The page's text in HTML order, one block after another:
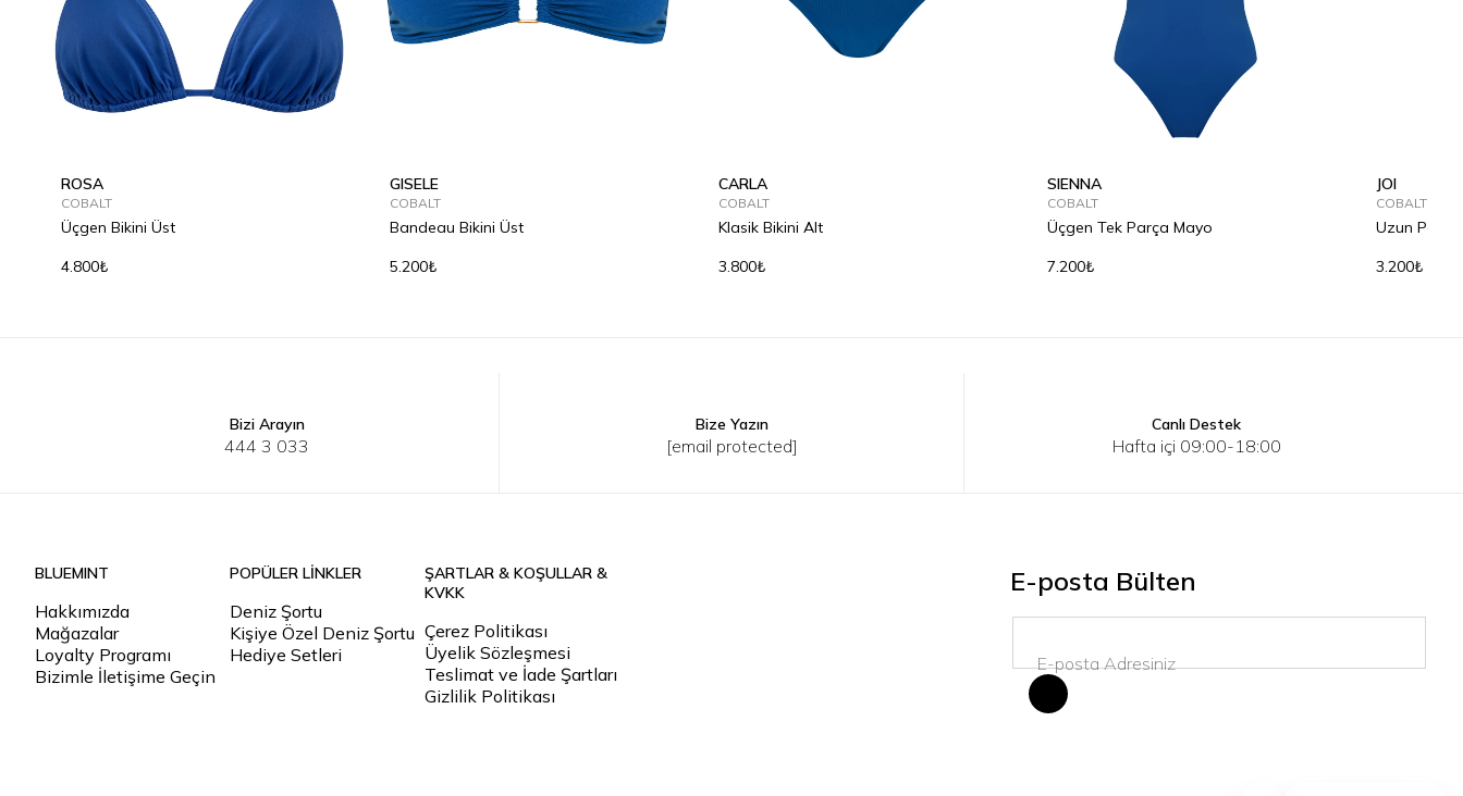
ROSA
COBALT
Üçgen Bikini Üst
4.800₺
GISELE
COBALT
Bandeau Bikini Üst
5.200₺
38
CARLA
COBALT
Klasik Bikini Alt
3.800₺
40 42
SIENNA
COBALT
Üçgen Tek Parça Mayo
7.200₺
JOI
COBALT
Uzun Pareo
3.200₺
Bizi Arayın
444 3 033
Bize Yazın
[email protected]
Canlı Destek
Hafta içi 09:00-18:00
BLUEMINT
Hakkımızda
Mağazalar
Loyalty Programı
Bizimle İletişime Geçin
POPÜLER LİNKLER
Deniz Şortu
Kişiye Özel Deniz Şortu
Hediye Setleri
ŞARTLAR & KOŞULLAR &
KVKK
Çerez Politikası
Üyelik Sözleşmesi
Teslimat ve İade Şartları
Gizlilik Politikası
E-posta Bülten